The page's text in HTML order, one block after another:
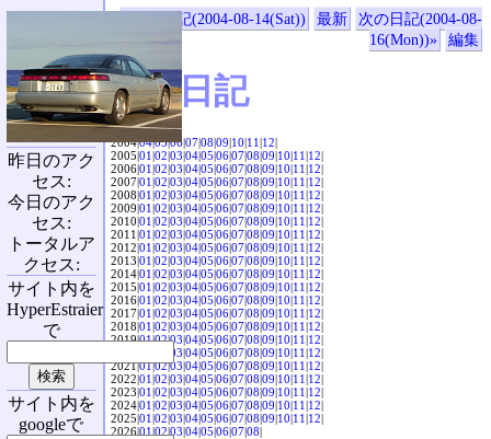
«前の日記(2004-08-14(Sat)) 最新
次の日記(2004-08-
16(Mon))»
編集
SVX日記
2004|04|05|06|07|08|09|10|11|12|
2005|01|02|03|04|05|06|07|08|09|10|11|12|
2006|01|02|03|04|05|06|07|08|09|10|11|12|
2007|01|02|03|04|05|06|07|08|09|10|11|12|
2008|01|02|03|04|05|06|07|08|09|10|11|12|
2009|01|02|03|04|05|06|07|08|09|10|11|12|
2010|01|02|03|04|05|06|07|08|09|10|11|12|
2011|01|02|03|04|05|06|07|08|09|10|11|12|
2012|01|02|03|04|05|06|07|08|09|10|11|12|
2013|01|02|03|04|05|06|07|08|09|10|11|12|
2014|01|02|03|04|05|06|07|08|09|10|11|12|
2015|01|02|03|04|05|06|07|08|09|10|11|12|
2016|01|02|03|04|05|06|07|08|09|10|11|12|
2017|01|02|03|04|05|06|07|08|09|10|11|12|
2018|01|02|03|04|05|06|07|08|09|10|11|12|
2019|01|02|03|04|05|06|07|08|09|10|11|12|
03|04|05|06|07|08|09|10|11|12|
2021|01|02|03|04|05|06|07|08|09|10|11|12|
2022|01|02|03|04|05|06|07|08|09|10|11|12|
2023|01|02|03|04|05|06|07|08|09|10|11|12|
2024|01|02|03|04|05|06|07|08|09|10|11|12|
2025|01|02|03|04|05|06|07|08|09|10|11|12|
2026|01|02|03|04|05|06|07|08|
昨日のアク
セス:
今日のアク
セス:
トータルア
クセス:
サイト内を
HyperEstraier
で
サイト内を
googleで